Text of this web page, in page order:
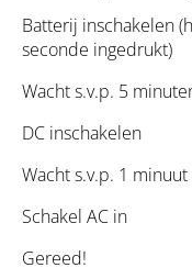
Batterij inschakelen
seconde ingedrukt)
Wacht s.v.p. 5
DC inschakelen
Wacht s.v.p. 1 minuut
Schakel AC in
Gereed!